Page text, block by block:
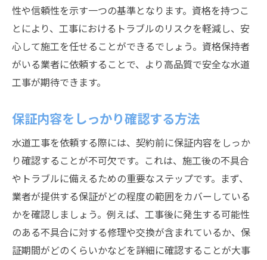
性や信頼性を示す一つの基準となります。資格を持つこ
とにより、工事におけるトラブルのリスクを軽減し、安
心して施工を任せることができるでしょう。資格保持者
がいる業者に依頼することで、より高品質で安全な水道
工事が期待できます。
保証内容をしっかり確認する方法
水道工事を依頼する際には、契約前に保証内容をしっか
り確認することが不可欠です。これは、施工後の不具合
やトラブルに備えるための重要なステップです。まず、
業者が提供する保証がどの程度の範囲をカバーしている
かを確認しましょう。例えば、工事後に発生する可能性
のある不具合に対する修理や交換が含まれているか、保
証期間がどのくらいかなどを詳細に確認することが大事